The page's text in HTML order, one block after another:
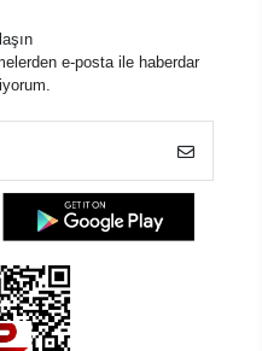
e-posta ile haberdar